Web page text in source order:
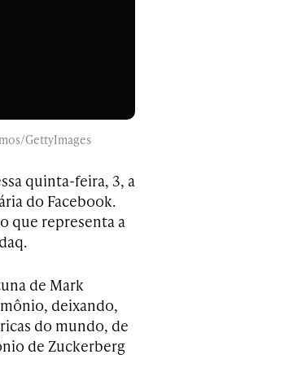
GettyImages
quinta-feira, 3, a
do Facebook.
que representa a
de Mark
deixando,
do mundo, de
de Zuckerberg